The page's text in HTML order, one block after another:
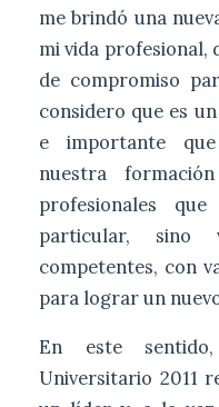
me brindó una
mi vida profesional,
de compromiso
considero que es
e importante
nuestra
profesionales
particular, sino
competentes, con
para lograr un
En este
Universitario 2011